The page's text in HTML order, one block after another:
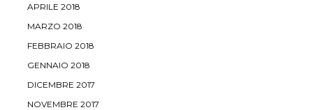
APRILE 2018
MARZO 2018
FEBBRAIO 2018
GENNAIO 2018
DICEMBRE 2017
NOVEMBRE 2017